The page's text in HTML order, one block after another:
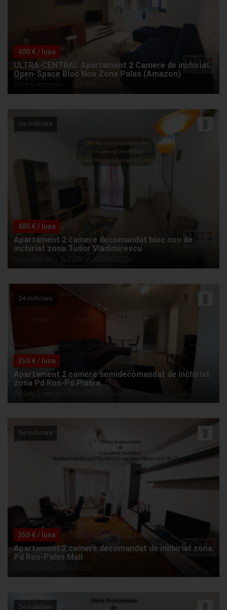
400 € / luna
ULTRA-CENTRAL Apartament 2 Camere de inchiriat
Open-Space Bloc Nou Zona Palas (Amazon)
Centru-Amazon-..., CENTRU
De inchiriere
480 € / luna
Apartament 2 camere decomandat bloc nou de
inchiriat zona Tudor Vladimirescu
Iulius Mall-Ri..., TUDOR VLADIMIRESCU
De inchiriere
350 € / luna
Apartament 2 camere semidecomandat de inchiriat
zona Pd Ros-Pd Piatra
Pd Ros 5 minut..., PODU ROS
De inchiriere
350 € / luna
Apartament 2 camere decomandat de inchiriat zona
Pd Ros-Palas Mall
Pd Ros-Palas, PODU ROS
De inchiriere